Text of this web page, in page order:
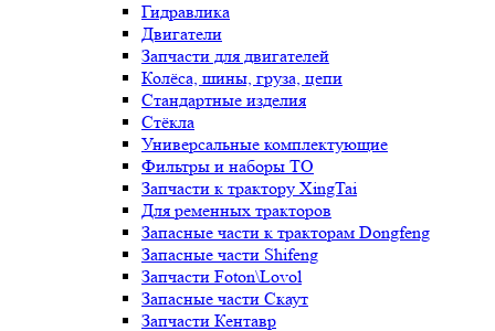
Гидравлика
Двигатели
Запчасти для двигателей
Колёса, шины, груза, цепи
Стандартные изделия
Стёкла
Универсальные комплектующие
Фильтры и наборы ТО
Запчасти к трактору XingTai
Для ременных тракторов
Запасные части к тракторам Dongfeng
Запасные части Shifeng
Запчасти Foton\Lovol
Запасные части Скаут
Запчасти Кентавр